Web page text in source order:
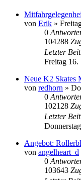
von Erik »
0
104288
Letzter
Freitag 16.
Neue K2 Skates
von redhorn »
0
102128
Letzter
Angebot:
von angelheart_d
0
103643